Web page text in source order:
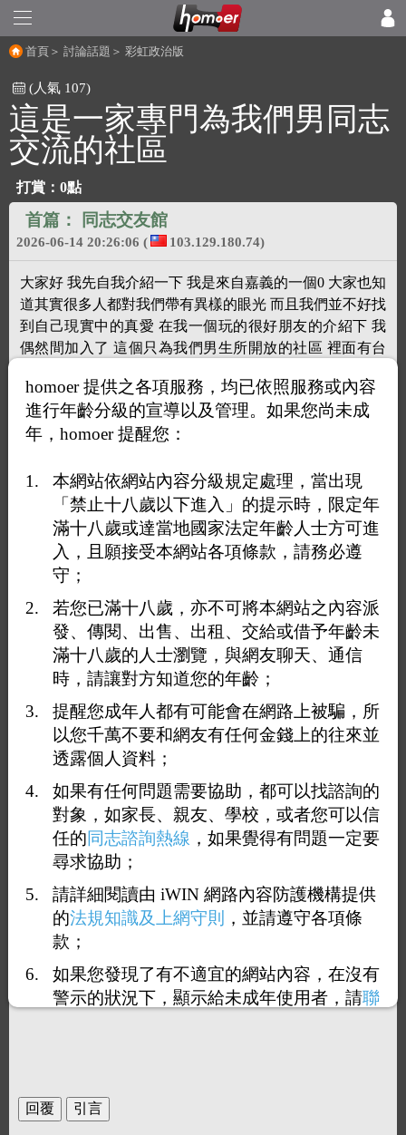
首頁 ＞ 討論話題 ＞ 彩虹政治版
(人氣 107)
這是一家專門為我們男同志
交流的社區
打賞： 0點
首篇： 同志交友館
2026-06-14 20:26:06 ( 103.129.180.74)
大家好 我先自我介紹一下 我是來自嘉義的一個0 大家也知
道其實很多人都對我們帶有異樣的眼光 而且我們並不好找
到自己現實中的真愛 在我一個玩的很好朋友的介紹下 我
偶然間加入了 這個只為我們男生所開放的社區 裡面有台
面交流 而且最重要的是 全部都是真實的 我本人在裡面也
約了5.6個了 給我的感覺非常好 都是一些很有禮貌 而且沒
有那些奇奇怪怪的人 最方便的我覺得就是 可以無時無刻
我覺得這點是最好的 我希望我的分享可以讓很多志同道合
的人找到家 下面我把聯絡方式放下面 有需要的可以添加
一下 對了 我是嘉義的小佑 大家社區搜索一下就可以和我
匹配見面啦 當然啦 我也是挑顏值的喔 和我匹配需要先和
我視訊認證喔 嘉義 嘉義 嘉義 大家有需要可以自行添加
社區聯絡人TG:Luonyg
homoer 提供之各項服務，均已依照服務或內容
進行年齡分級的宣導以及管理。如果您尚未成
年，homoer 提醒您：
本網站依網站內容分級規定處理，當出現
「禁止十八歲以下進入」的提示時，限定年
滿十八歲或達當地國家法定年齡人士方可進
入，且願接受本網站各項條款，請務必遵
守；
若您已滿十八歲，亦不可將本網站之內容派
發、傳閱、出售、出租、交給或借予年齡未
滿十八歲的人士瀏覽，與網友聊天、通信
時，請讓對方知道您的年齡；
提醒您成年人都有可能會在網路上被騙，所
以您千萬不要和網友有任何金錢上的往來並
透露個人資料；
如果有任何問題需要協助，都可以找諮詢的
對象，如家長、親友、學校，或者您可以信
任的同志諮詢熱線 ，如果覺得有問題一定要
尋求協助；
請詳細閱讀由 iWIN 網路內容防護機構提供
的法規知識及上網守則
，並請遵守各項條
款；
如果您發現了有不適宜的網站內容，在沒有
警示的狀況下，顯示給未成年使用者，請聯